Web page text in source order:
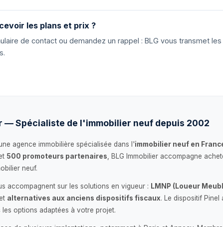
les plans et prix ?
de contact ou demandez un rappel : BLG vous transmet
— Spécialiste de l'immobilier neuf depuis 2002
agence immobilière spécialisée dans l'immobilier neuf en
500 promoteurs partenaires , BLG Immobilier accompagne
neuf.
accompagnent sur les solutions en vigueur : LMNP (Loueur
alternatives aux anciens dispositifs fiscaux. Le dispositif Pinel
options adaptées à votre projet.